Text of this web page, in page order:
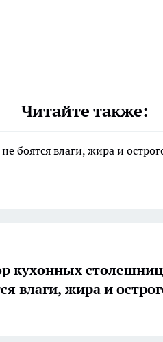
Читайте также:
боятся влаги, жира и
кухонных
влаги, жира и